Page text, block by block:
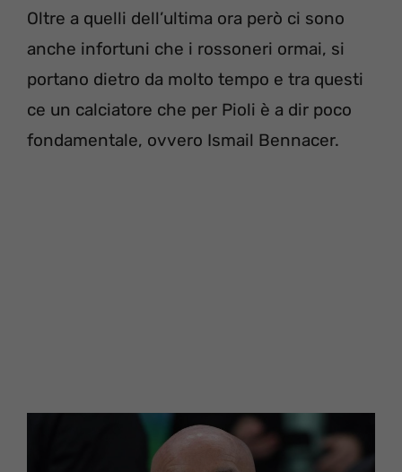
Oltre a quelli dell’ultima ora però ci sono
anche infortuni che i rossoneri ormai, si
portano dietro da molto tempo e tra questi
ce un calciatore che per Pioli è a dir poco
fondamentale, ovvero Ismail Bennacer.